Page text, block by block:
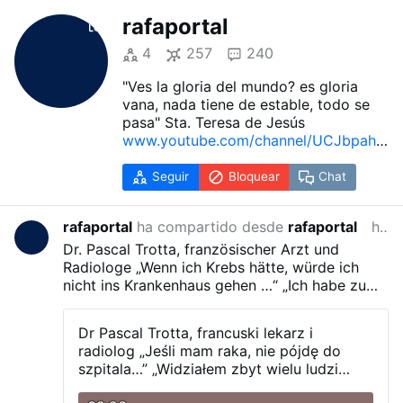
rafaportal
4 257
240
"Ves la gloria del mundo? es gloria
vana, nada tiene de estable, todo se
pasa" Sta. Teresa de Jesús
www.youtube.com/channel/UCJbpahL
Seguir Bloquear Chat
rafaportal ha compartido desde rafaportal
hace 4 días
Dr. Pascal Trotta, französischer Arzt und
Radiologe „Wenn ich Krebs hätte, würde ich
nicht ins Krankenhaus gehen …“ „Ich habe zu
Tage fasten …“ „Ich würde aufhören zu arbeiten
…“
Dr Pascal Trotta, francuski lekarz i
radiolog „Jeśli mam raka, nie pójdę do
szpitala…” „Widziałem zbyt wielu ludzi